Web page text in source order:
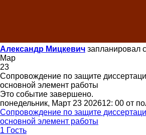
Александр Мицкевич запланировал
Мар
23
Сопровождение по защите
основной элемент работы
Это событие завершено.
понедельник, Март 23 202612: 00 от
Сопровождение по защите
основной элемент работы
1 Гость